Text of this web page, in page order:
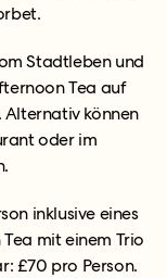
Stadtleben und
Tea auf
Alternativ können
oder im
inklusive eines
mit einem Trio
£70 pro Person.